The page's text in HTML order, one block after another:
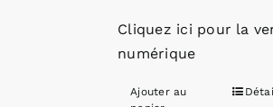
Cliquez ici pour la
numérique
Ajouter au